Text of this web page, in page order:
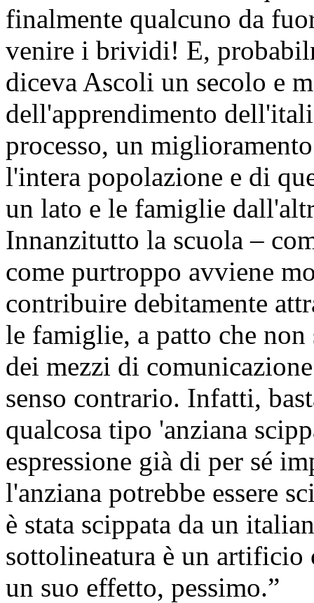
finalmente qualcuno da
venire i brividi! E,
diceva Ascoli un secolo e
dell'apprendimento
processo, un
l'intera popolazione e di
un lato e le famiglie
Innanzitutto la scuola –
come purtroppo avviene
contribuire debitamente
le famiglie, a patto che non
dei mezzi di
senso contrario. Infatti,
qualcosa tipo 'anziana
espressione già di per sé
l'anziana potrebbe essere
è stata scippata da un
sottolineatura è un artificio
un suo effetto, pessimo.”